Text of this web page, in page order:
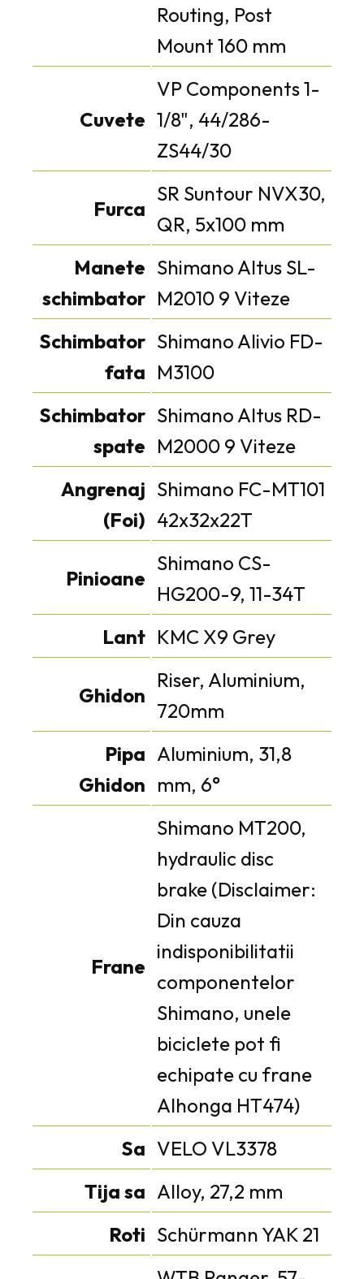
Routing, Post
Mount 160 mm
Cuvete
VP Components 1-
1/8", 44/286-
ZS44/30
Furca
SR Suntour NVX30,
QR, 5x100 mm
Manete
schimbator
Shimano Altus SL-
M2010 9 Viteze
Schimbator
fata
Shimano Alivio FD-
M3100
Schimbator
spate
Shimano Altus RD-
M2000 9 Viteze
Angrenaj
(Foi)
Shimano FC-MT101
42x32x22T
Pinioane
Shimano CS-
HG200-9, 11-34T
Lant KMC X9 Grey
Ghidon
Riser, Aluminium,
720mm
Pipa
Ghidon
Aluminium, 31,8
mm, 6°
Frane
Shimano MT200,
hydraulic disc
brake (Disclaimer:
Din cauza
indisponibilitatii
componentelor
Shimano, unele
biciclete pot fi
echipate cu frane
Alhonga HT474)
Sa VELO VL3378
Tija sa Alloy, 27,2 mm
Roti Schürmann YAK 21